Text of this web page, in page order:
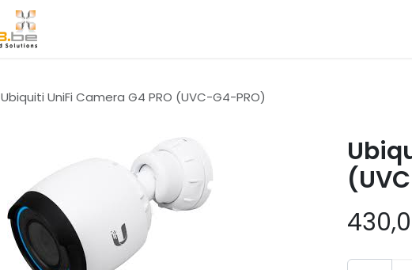
Ubiquiti UniFi Camera G4 PRO (UVC-G4-PRO)